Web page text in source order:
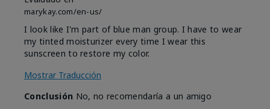
marykay.com/en-us/
I look like I'm part of blue man group. I have to wear
my tinted moisturizer every time I wear this
sunscreen to restore my color.
Mostrar Traducción
Conclusión No, no recomendaría a un amigo